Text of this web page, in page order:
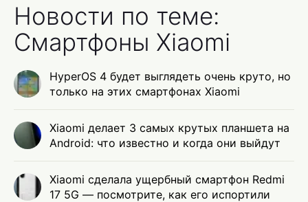
Новости по теме:
Смартфоны Xiaomi
HyperOS 4 будет выглядеть очень круто, но
только на этих смартфонах Xiaomi
Xiaomi делает 3 самых крутых планшета на
Android: что известно и когда они выйдут
Xiaomi сделала ущербный смартфон Redmi
17 5G — посмотрите, как его испортили